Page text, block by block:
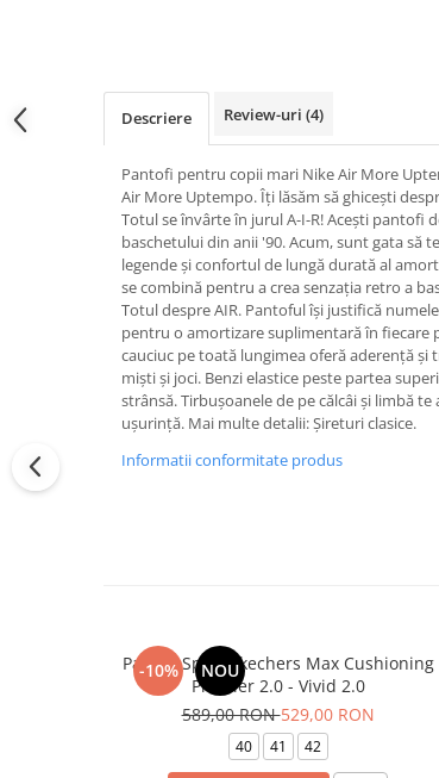
Descriere Review-uri (4)
Pantofi pentru copii mari Nike Air More
Air More Uptempo. Îți lăsăm să ghicești
Totul se învârte în jurul A-I-R! Acești pantofi
baschetului din anii '90. Acum, sunt gata să
legende și confortul de lungă durată al
se combină pentru a crea senzația retro a
Totul despre AIR. Pantoful își justifică
pentru o amortizare suplimentară în fiecare
cauciuc pe toată lungimea oferă aderență
miști și joci. Benzi elastice peste partea
strânsă. Tirbușoanele de pe călcâi și limbă
ușurință. Mai multe detalii: Șireturi clasice.
Informatii conformitate produs
-10% NOU
Pantofi Sport Skechers Max Cushioning
Premier 2.0 - Vivid 2.0
589,00 RON529,00 RON
40 41 42